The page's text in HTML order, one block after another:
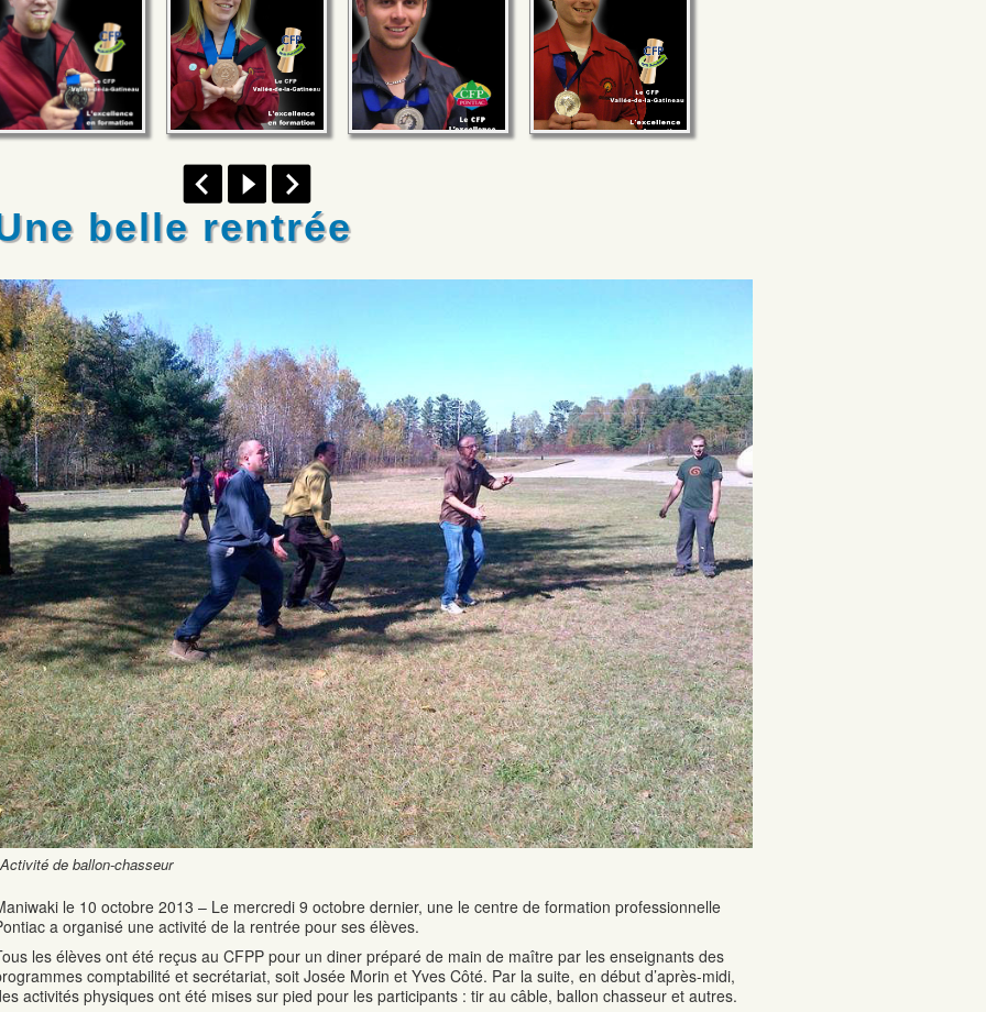
belle rentrée
Activité de ballon-chasseur
le 10 octobre 2013 – Le mercredi 9 octobre dernier, une le centre de formation professionnelle
a organisé une activité de la rentrée pour ses élèves.
les élèves ont été reçus au CFPP pour un diner préparé de main de maître par les enseignants des
comptabilité et secrétariat, soit Josée Morin et Yves Côté. Par la suite, en début d’après-midi,
activités physiques ont été mises sur pied pour les participants : tir au câble, ballon chasseur et autres.